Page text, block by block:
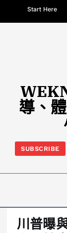
Start Here
導、
SUBSCRIBE
川普曝